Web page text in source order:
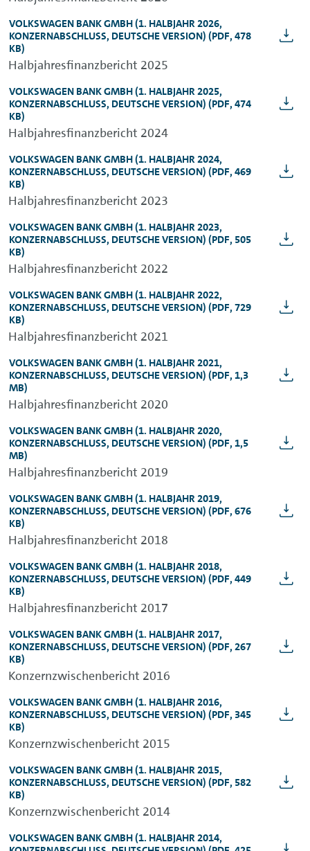
VOLKSWAGEN BANK GMBH(1. HALBJAHR 2026,
KONZERNABSCHLUSS, DEUTSCHE VERSION) (PDF, 478
KB)
Halbjahresfinanzbericht 2025
VOLKSWAGEN BANK GMBH(1. HALBJAHR 2025,
KONZERNABSCHLUSS, DEUTSCHE VERSION) (PDF, 474
KB)
Halbjahresfinanzbericht 2024
VOLKSWAGEN BANK GMBH(1. HALBJAHR 2024,
KONZERNABSCHLUSS, DEUTSCHE VERSION) (PDF, 469
KB)
Halbjahresfinanzbericht 2023
VOLKSWAGEN BANK GMBH(1. HALBJAHR 2023,
KONZERNABSCHLUSS, DEUTSCHE VERSION) (PDF, 505
KB)
Halbjahresfinanzbericht 2022
VOLKSWAGEN BANK GMBH(1. HALBJAHR 2022,
KONZERNABSCHLUSS, DEUTSCHE VERSION) (PDF, 729
KB)
Halbjahresfinanzbericht 2021
VOLKSWAGEN BANK GMBH(1. HALBJAHR 2021,
KONZERNABSCHLUSS, DEUTSCHE VERSION) (PDF, 1,3
MB)
Halbjahresfinanzbericht 2020
VOLKSWAGEN BANK GMBH(1. HALBJAHR 2020,
KONZERNABSCHLUSS, DEUTSCHE VERSION) (PDF, 1,5
MB)
Halbjahresfinanzbericht 2019
VOLKSWAGEN BANK GMBH(1. HALBJAHR 2019,
KONZERNABSCHLUSS, DEUTSCHE VERSION) (PDF, 676
KB)
Halbjahresfinanzbericht 2018
VOLKSWAGEN BANK GMBH(1. HALBJAHR 2018,
KONZERNABSCHLUSS, DEUTSCHE VERSION) (PDF, 449
KB)
Halbjahresfinanzbericht 2017
VOLKSWAGEN BANK GMBH(1. HALBJAHR 2017,
KONZERNABSCHLUSS, DEUTSCHE VERSION) (PDF, 267
KB)
Konzernzwischenbericht 2016
VOLKSWAGEN BANK GMBH(1. HALBJAHR 2016,
KONZERNABSCHLUSS, DEUTSCHE VERSION) (PDF, 345
KB)
Konzernzwischenbericht 2015
VOLKSWAGEN BANK GMBH(1. HALBJAHR 2015,
KONZERNABSCHLUSS, DEUTSCHE VERSION) (PDF, 582
KB)
Konzernzwischenbericht 2014
VOLKSWAGEN BANK GMBH(1. HALBJAHR 2014,